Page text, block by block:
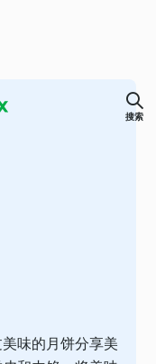
搜索
味的月饼分享美